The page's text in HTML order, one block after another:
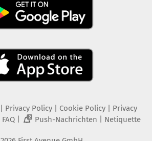
Privacy Policy| Cookie Policy| Privacy
FAQ| 2 Push-Nachrichten Netiquette